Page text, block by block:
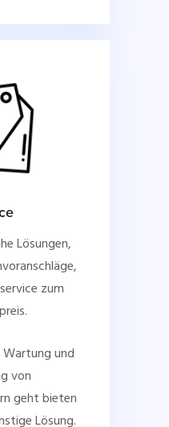
Lösungen,
zum
und
von
geht bieten
Lösung.